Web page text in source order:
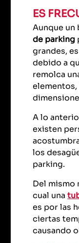
ES
Aunque un
de parking
grandes,
debido a
remolca
A lo
existen
los
parking.
Del mismo
cual una
es por las
ciertas
causando